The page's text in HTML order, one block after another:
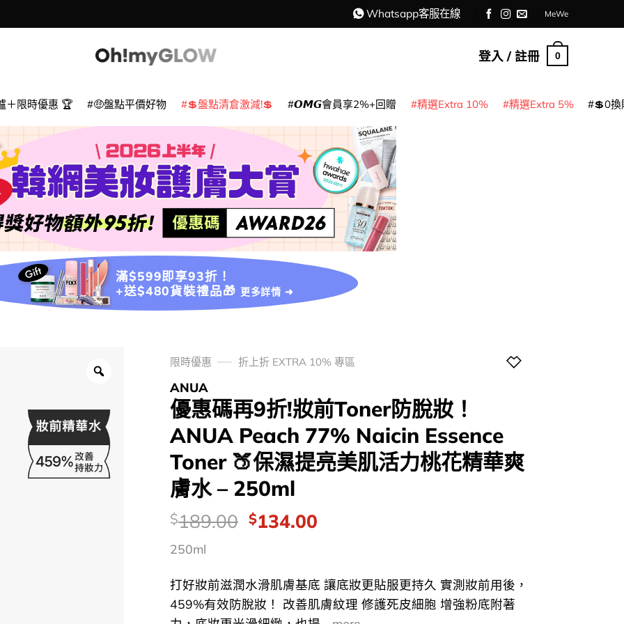
Whatsapp客服在線 MeWe
登入 / 註冊 0
＋限時優惠 🏆 🤑盤點平價好物 💲盤點清倉激減!💲 𝙊𝙈𝙂會員享2%+回贈 精選Extra 10% 精選Extra 5% 💲0換
滿$599即享93折！
+送$480貨裝禮品🎁 更多詳情 ➜
限時優惠 折上折 EXTRA 10% 專區
ANUA
優惠碼再9折!妝前Toner防脫妝！
ANUA Peach 77% Naicin Essence
Toner 🍑保濕提亮美肌活力桃花精華爽
膚水 – 250ml
價
$189.00 Original
$189.00.
$134.00Current
$134.00.
250ml
打好妝前滋潤水滑肌膚基底 讓底妝更貼服更持久 實測妝前用後，
459%有效防脫妝！ 改善肌膚紋理 修護死皮細胞 增強粉底附著